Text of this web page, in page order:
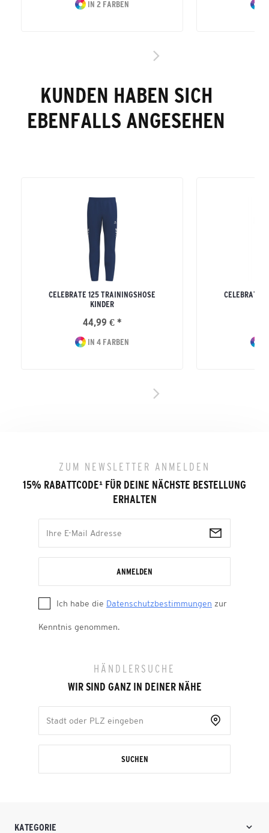
IN 2 FARBEN
KUNDEN HABEN SICH
EBENFALLS ANGESEHEN
CELEBRATE 125 TRAININGSHOSE
KINDER
44,99 € *
IN 4 FARBEN
CELEBRATE
ZUM NEWSLETTER ANMELDEN
15% RABATTCODE¹ FÜR DEINE NÄCHSTE BESTELLUNG
ERHALTEN
ANMELDEN
Ich habe die Datenschutzbestimmungen zur
Kenntnis genommen.
HÄNDLERSUCHE
WIR SIND GANZ IN DEINER NÄHE
SUCHEN
KATEGORIE